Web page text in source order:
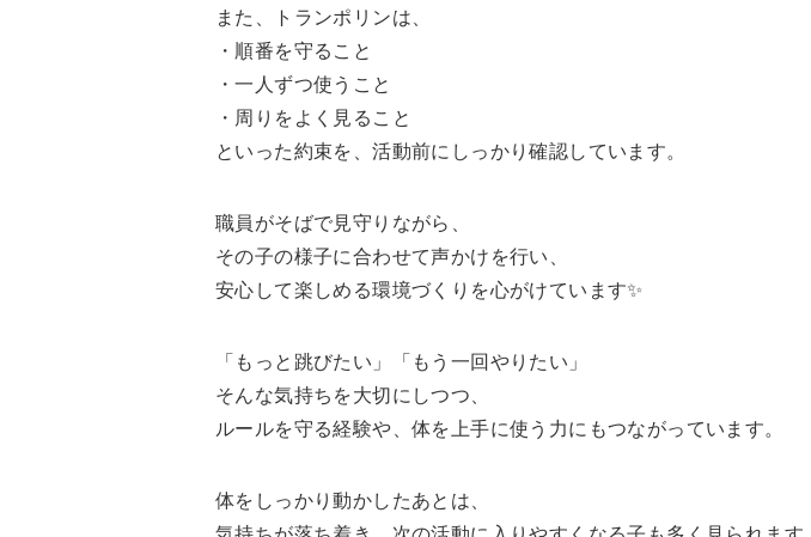
また、トランポリンは、
・順番を守ること
・一人ずつ使うこと
・周りをよく見ること
といった約束を、活動前にしっかり確認しています。
職員がそばで見守りながら、
その子の様子に合わせて声かけを行い、
安心して楽しめる環境づくりを心がけています✨
「もっと跳びたい」「もう一回やりたい」
そんな気持ちを大切にしつつ、
ルールを守る経験や、体を上手に使う力にもつながっています。
体をしっかり動かしたあとは、